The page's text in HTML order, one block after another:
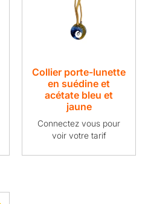
Collier porte-lunette
en suédine et
acétate bleu et
jaune
Connectez vous pour
voir votre tarif